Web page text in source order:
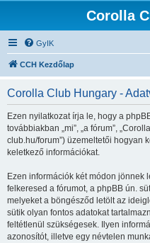
Corolla
GyIK
CCH Kezdőlap
Corolla Club Hungary -
Ezen nyilatkozat írja le, hogy a
továbbiakban „mi”, „a fórum”,
club.hu/forum”) üzemeltetői hogyan
keletkező információkat.
Ezen információk két módon jönnek
felkeresed a fórumot, a phpBB ún.
melyeket a böngésződ letölt az
sütik olyan fontos adatokat
feltétlenül szükségesek. Ilyen
azonosítót, illetve egy névtelen